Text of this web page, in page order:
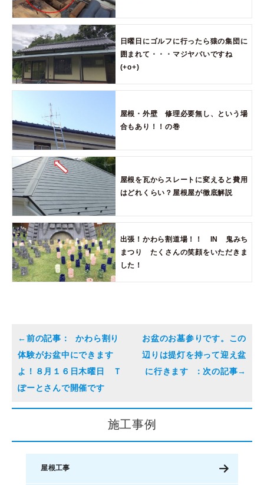
日曜日にゴルフに行ったら猿の集団に
囲まれて・・・マジヤバいですね
(+o+)
屋根・外壁 修理必要無し、という場
合もあり！！の巻
屋根を瓦からスレートに変えると費用
はどれくらい？屋根屋が徹底解説
出張！かわら割道場！！ IN 鬼みち
まつり たくさんの笑顔をいただきま
した！
かわら割り
体験がお盆中にできます
よ！８月１６日木曜日 Ｔ
ぽーとさんで開催です
お盆のお墓参りです。この
辺りは提灯を持って迎え盆
に行きます
施工事例
屋根工事